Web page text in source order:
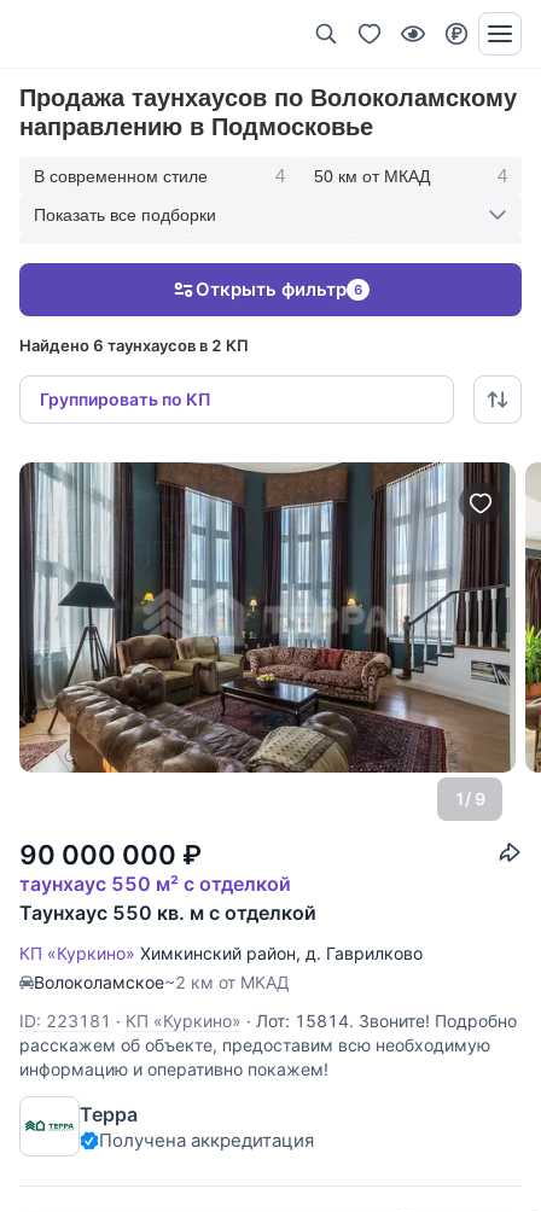
Продажа таунхаусов по Волоколамскому
направлению в Подмосковье
В современном стиле 4 50 км от МКАД 4
Показать все подборки
Найдено 6 таунхаусов в 2 КП
Группировать по КП
Открыть фильтр 6
1/ 9
90 000 000 ₽
таунхаус 550 м² с отделкой
Таунхаус 550 кв. м с отделкой
КП «Куркино» Химкинский район, д. Гаврилково
Волоколамское~2 км от МКАД
ID: 223181 · КП «Куркино» · Лот: 15814. Звоните! Подробно
расскажем об объекте, предоставим всю необходимую
информацию и оперативно покажем!
Терра
Получена аккредитация